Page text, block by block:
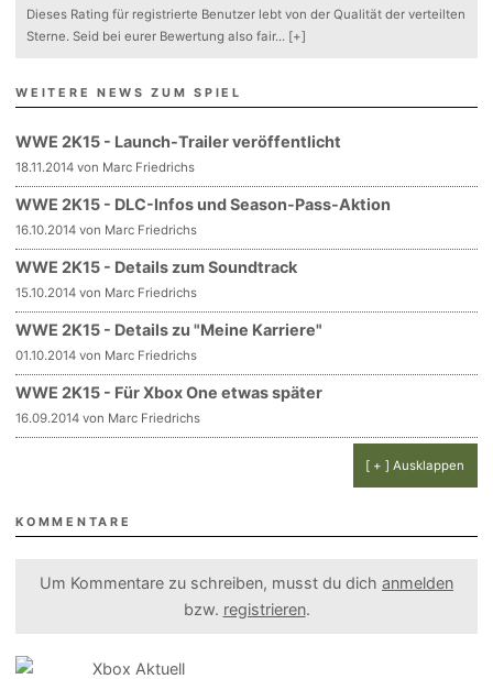
Dieses Rating für registrierte Benutzer lebt von der Qualität der verteilten
Sterne. Seid bei eurer Bewertung also fair... [+]
WEITERE NEWS ZUM SPIEL
WWE 2K15 - Launch-Trailer veröffentlicht
18.11.2014 von Marc Friedrichs
WWE 2K15 - DLC-Infos und Season-Pass-Aktion
16.10.2014 von Marc Friedrichs
WWE 2K15 - Details zum Soundtrack
15.10.2014 von Marc Friedrichs
WWE 2K15 - Details zu "Meine Karriere"
01.10.2014 von Marc Friedrichs
WWE 2K15 - Für Xbox One etwas später
16.09.2014 von Marc Friedrichs
[ + ] Ausklappen
KOMMENTARE
Um Kommentare zu schreiben, musst du dich anmelden
bzw. registrieren.
Xbox Aktuell